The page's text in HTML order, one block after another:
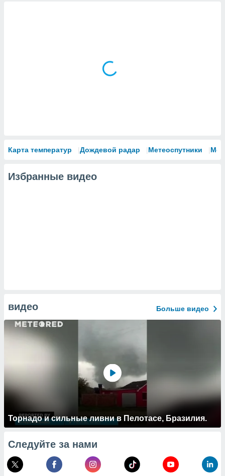
Карта температур Дождевой радар Метеоспутники
Избранные видео
видео Больше видео
Торнадо и сильные ливни в Пелотасе, Бразилия.
Следуйте за нами